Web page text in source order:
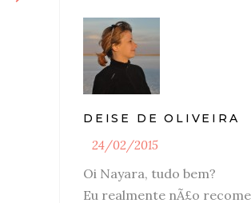
DEISE DE OLIVEIRA
24/02/2015
Oi Nayara, tudo bem?
Eu realmente nÃ£o